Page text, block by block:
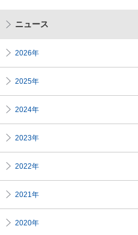
ニュース
2026年
2025年
2024年
2023年
2022年
2021年
2020年